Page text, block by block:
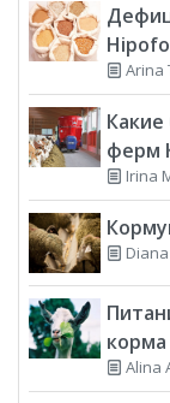
Arina
ферм
Irina
Alina